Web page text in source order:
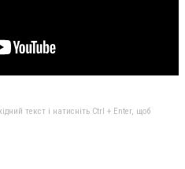
текст і натисніть Ctrl + Enter, щоб